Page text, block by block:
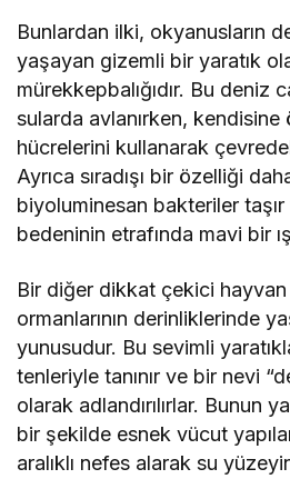
Bunlardan ilki, okyanusların
yaşayan gizemli bir yaratık
mürekkepbalığıdır. Bu deniz
sularda avlanırken,
hücrelerini kullanarak
Ayrıca sıradışı bir özelliği
biyoluminesan bakteriler
bedeninin etrafında mavi bir
Bir diğer dikkat çekici
ormanlarının derinliklerinde
yunusudur. Bu sevimli
tenleriyle tanınır ve bir nevi
olarak adlandırılırlar. Bunun
bir şekilde esnek vücut
aralıklı nefes alarak su